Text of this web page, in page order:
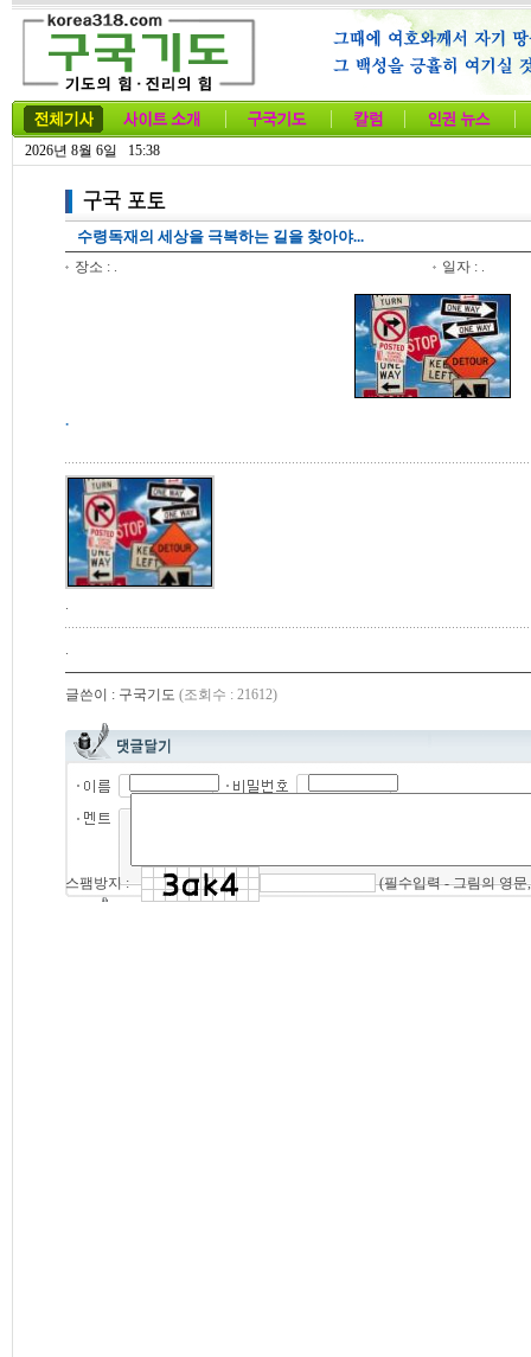
2026년 8월 6일 15:38
수령독재의 세상을 극복하는 길을 찾아야...
장소 : . 일자 : .
.
.
.
글쓴이 : 구국기도 (조회수 : 21612)
스팸방지 : (필수입력 - 그림의 영문